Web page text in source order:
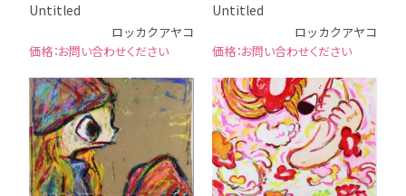
Untitled
ロッカクアヤコ
お問い合わせください
Untitled
ロッカクアヤコ
お問い合わせください